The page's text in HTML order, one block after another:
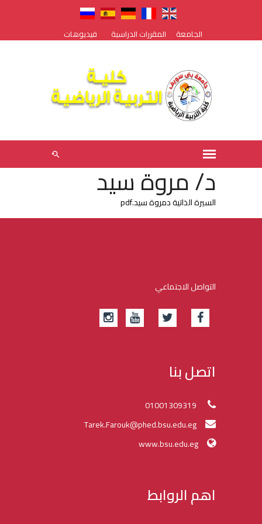
الجامعة المقررات الدراسية فيديوهات
د/ مروة سيد
السيرة الذاتية دمروة سيد.pdf
التواصل الاجتماعي
اتصل بنا
www.bsu.edu.eg
اهم الروابط